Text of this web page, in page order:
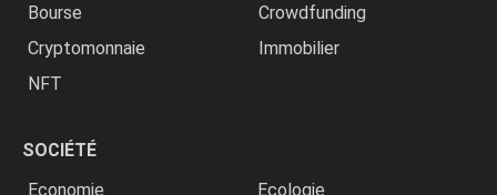
Bourse
Crowdfunding
Cryptomonnaie
Immobilier
NFT
SOCIÉTÉ
Economie
Ecologie